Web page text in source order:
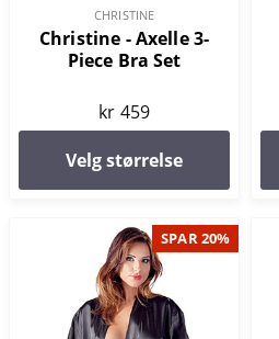
CHRISTINE
Christine - Axelle 3-
Piece Bra Set
kr 459
Velg størrelse
SPAR 20%